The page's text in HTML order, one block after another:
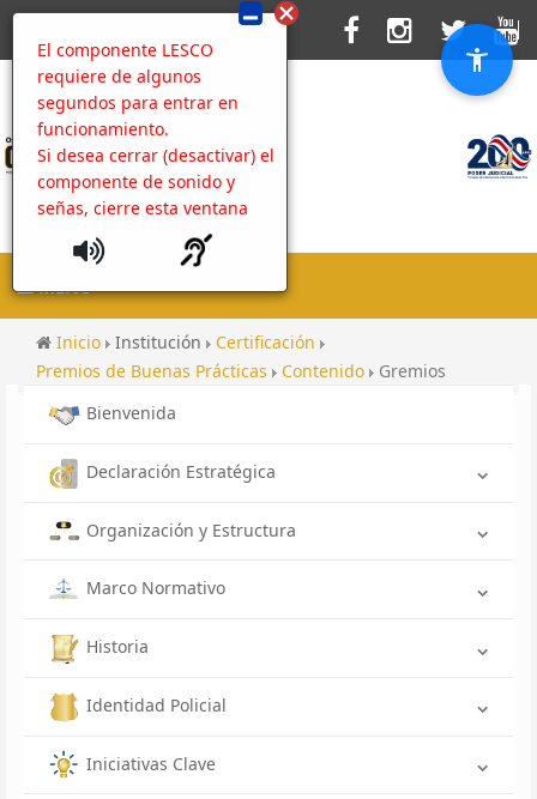
El componente LESCO
requiere de algunos
segundos para entrar en
funcionamiento.
Si desea cerrar (desactivar) el
componente de sonido y
señas, cierre esta ventana
MENU
Inicio Institución
Certificación
Premios de Buenas Prácticas
Contenido
Gremios
Bienvenida
Declaración Estratégica
Organización y Estructura
Marco Normativo
Historia
Identidad Policial
Iniciativas Clave